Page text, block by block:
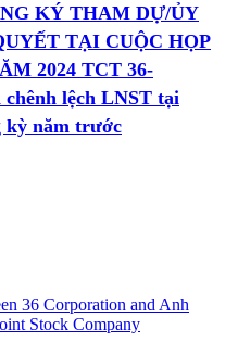
KÝ THAM DỰ/ỦY
TẠI CUỘC HỌP
2024 TCT 36-
lệch LNST tại
kỳ năm trước
36 Corporation and Anh
Stock Company